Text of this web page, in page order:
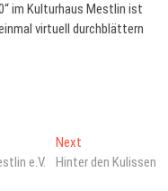
im Kulturhaus Mestlin ist
virtuell durchblättern
e.V.
NextNext
post:
Hinter den Kulissen